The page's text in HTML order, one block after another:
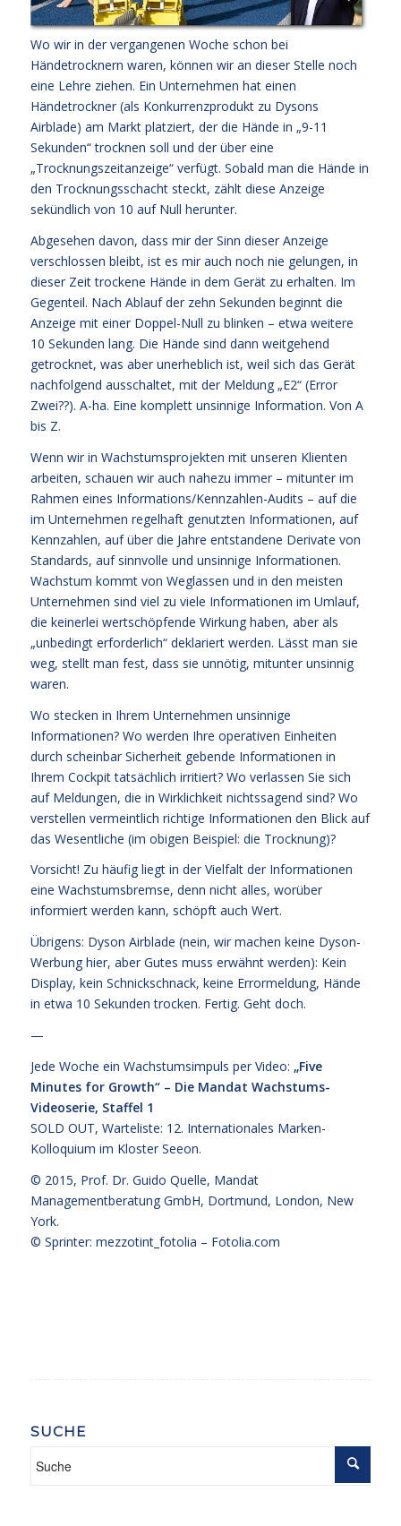
Wo wir in der vergangenen Woche schon bei
Händetrocknern waren, können wir an dieser Stelle noch
eine Lehre ziehen. Ein Unternehmen hat einen
Händetrockner (als Konkurrenzprodukt zu Dysons
Airblade) am Markt platziert, der die Hände in „9-11
Sekunden“ trocknen soll und der über eine
„Trocknungszeitanzeige“ verfügt. Sobald man die Hände in
den Trocknungsschacht steckt, zählt diese Anzeige
sekündlich von 10 auf Null herunter.
Abgesehen davon, dass mir der Sinn dieser Anzeige
verschlossen bleibt, ist es mir auch noch nie gelungen, in
dieser Zeit trockene Hände in dem Gerät zu erhalten. Im
Gegenteil. Nach Ablauf der zehn Sekunden beginnt die
Anzeige mit einer Doppel-Null zu blinken – etwa weitere
10 Sekunden lang. Die Hände sind dann weitgehend
getrocknet, was aber unerheblich ist, weil sich das Gerät
nachfolgend ausschaltet, mit der Meldung „E2“ (Error
Zwei??). A-ha. Eine komplett unsinnige Information. Von A
bis Z.
Wenn wir in Wachstumsprojekten mit unseren Klienten
arbeiten, schauen wir auch nahezu immer – mitunter im
Rahmen eines Informations/Kennzahlen-Audits – auf die
im Unternehmen regelhaft genutzten Informationen, auf
Kennzahlen, auf über die Jahre entstandene Derivate von
Standards, auf sinnvolle und unsinnige Informationen.
Wachstum kommt von Weglassen und in den meisten
Unternehmen sind viel zu viele Informationen im Umlauf,
die keinerlei wertschöpfende Wirkung haben, aber als
„unbedingt erforderlich“ deklariert werden. Lässt man sie
weg, stellt man fest, dass sie unnötig, mitunter unsinnig
waren.
Wo stecken in Ihrem Unternehmen unsinnige
Informationen? Wo werden Ihre operativen Einheiten
durch scheinbar Sicherheit gebende Informationen in
Ihrem Cockpit tatsächlich irritiert? Wo verlassen Sie sich
auf Meldungen, die in Wirklichkeit nichtssagend sind? Wo
verstellen vermeintlich richtige Informationen den Blick auf
das Wesentliche (im obigen Beispiel: die Trocknung)?
Vorsicht! Zu häufig liegt in der Vielfalt der Informationen
eine Wachstumsbremse, denn nicht alles, worüber
informiert werden kann, schöpft auch Wert.
Übrigens: Dyson Airblade (nein, wir machen keine Dyson-
Werbung hier, aber Gutes muss erwähnt werden): Kein
Display, kein Schnickschnack, keine Errormeldung, Hände
in etwa 10 Sekunden trocken. Fertig. Geht doch.
—
Jede Woche ein Wachstumsimpuls per Video: „Five
Minutes for Growth“ – Die Mandat Wachstums-
Videoserie, Staffel 1
SOLD OUT, Warteliste: 12. Internationales Marken-
Kolloquium im Kloster Seeon.
© 2015, Prof. Dr. Guido Quelle, Mandat
Managementberatung GmbH, Dortmund, London, New
York.
© Sprinter: mezzotint_fotolia – Fotolia.com
SUCHE